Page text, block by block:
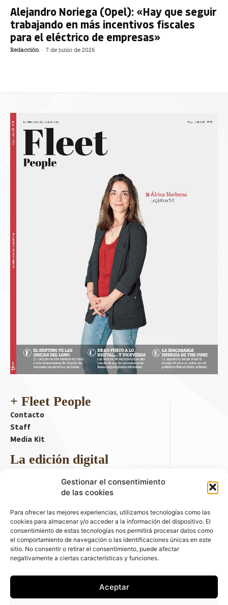
Gestionar el consentimiento
de las cookies
Para ofrecer las mejores experiencias, utilizamos tecnologías como las
cookies para almacenar y/o acceder a la información del dispositivo. El
consentimiento de estas tecnologías nos permitirá procesar datos como
el comportamiento de navegación o las identificaciones únicas en este
sitio. No consentir o retirar el consentimiento, puede afectar
negativamente a ciertas características y funciones.
Aceptar
Alejandro Noriega (Opel): «Hay que seguir
trabajando en más incentivos fiscales
para el eléctrico de empresas»
Redacción - 7 de junio de 2026
+ Fleet People
Contacto
Staff
Media Kit
La edición digital
Descargar último ejemplar
ir a hemeroteca
+ Contenido en redes sociales